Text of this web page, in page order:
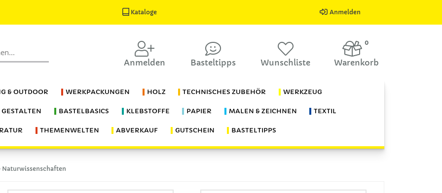
Kataloge Anmelden
Anmelden Basteltipps Wunschliste
0
Warenkorb
& OUTDOOR WERKPACKUNGEN HOLZ TECHNISCHES ZUBEHÖR WERKZEUG
BASTELBASICS KLEBSTOFFE PAPIER MALEN & ZEICHNEN TEXTIL
THEMENWELTEN ABVERKAUF GUTSCHEIN BASTELTIPPS
Naturwissenschaften